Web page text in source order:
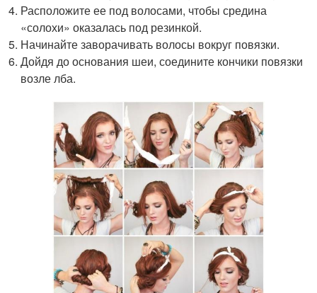
Расположите ее под волосами, чтобы средина
«солохи» оказалась под резинкой.
Начинайте заворачивать волосы вокруг повязки.
Дойдя до основания шеи, соедините кончики повязки
возле лба.